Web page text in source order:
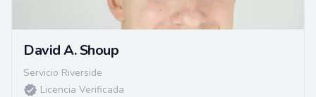
David A. Shoup
Servicio Riverside
Licencia Verificada